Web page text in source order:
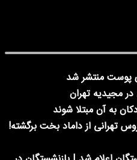
پوست منتشر شد
مجیدیه تهران
به آن مبتلا شوند
تهرانی از داماد بخت برگشته!